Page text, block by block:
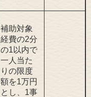
補助対象
経費の2分
の1以内で
一人当た
りの限度
額を1万円
とし、1事